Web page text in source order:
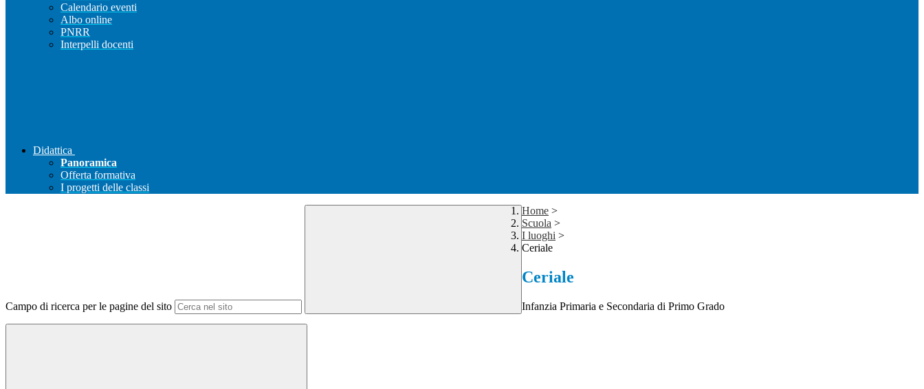
Calendario eventi
Albo online
PNRR
Interpelli docenti
Didattica
Panoramica
Offerta formativa
I progetti delle classi
Campo di ricerca per le pagine del sito
Home >
Scuola >
I luoghi >
Ceriale
Ceriale
Infanzia Primaria e Secondaria di Primo Grado